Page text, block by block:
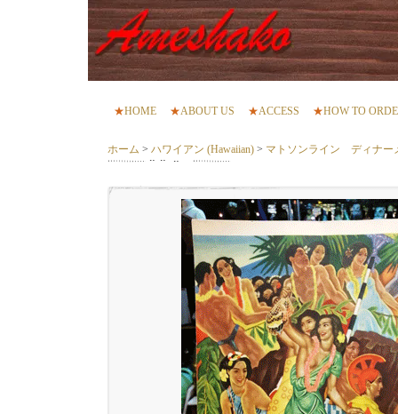
★HOME ★ABOUT US ★ACCESS ★HOW TO
ホーム > ハワイアン (Hawaiian) > マトソンライン ディナー